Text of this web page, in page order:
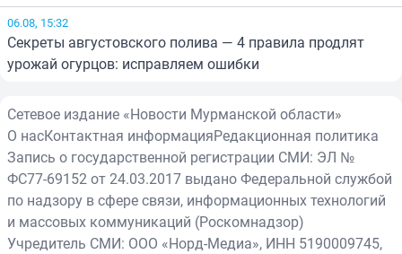
06.08, 15:32
Секреты августовского полива — 4 правила продлят
урожай огурцов: исправляем ошибки
Сетевое издание «Новости Мурманской области»
О насКонтактная информацияРедакционная политика
Запись о государственной регистрации СМИ: ЭЛ №
ФС77-69152 от 24.03.2017 выдано Федеральной службой
по надзору в сфере связи, информационных технологий
и массовых коммуникаций (Роскомнадзор)
Учредитель СМИ: ООО «Норд-Медиа», ИНН 5190009745,